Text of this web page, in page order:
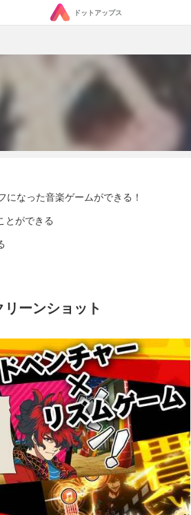
ドットアップス
になった音楽ゲームができる！
とができる
ーンショット